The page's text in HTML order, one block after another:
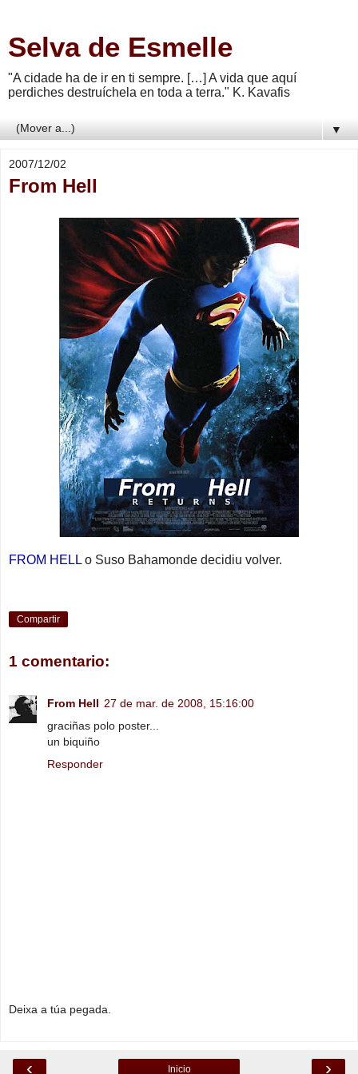
Selva de Esmelle
"A cidade ha de ir en ti sempre. […] A vida que aquí
perdiches destruíchela en toda a terra." K. Kavafis
▼
2007/12/02
From Hell
FROM HELL o Suso Bahamonde decidiu volver.
Compartir
1 comentario:
From Hell 27 de mar. de 2008, 15:16:00
graciñas polo poster...
un biquiño
Responder
Deixa a túa pegada.
‹ ›
Inicio